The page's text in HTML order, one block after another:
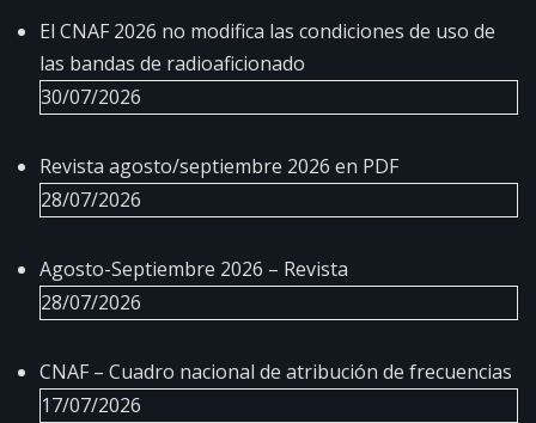
El CNAF 2026 no modifica las condiciones de uso de
las bandas de radioaficionado
30/07/2026
Revista agosto/septiembre 2026 en PDF
28/07/2026
Agosto-Septiembre 2026 – Revista
28/07/2026
CNAF – Cuadro nacional de atribución de frecuencias
17/07/2026